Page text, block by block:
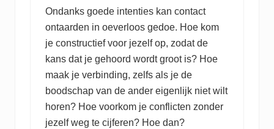
Ondanks goede intenties kan contact
ontaarden in oeverloos gedoe. Hoe kom
je constructief voor jezelf op, zodat de
kans dat je gehoord wordt groot is? Hoe
maak je verbinding, zelfs als je de
boodschap van de ander eigenlijk niet wilt
horen? Hoe voorkom je conflicten zonder
jezelf weg te cijferen? Hoe dan?